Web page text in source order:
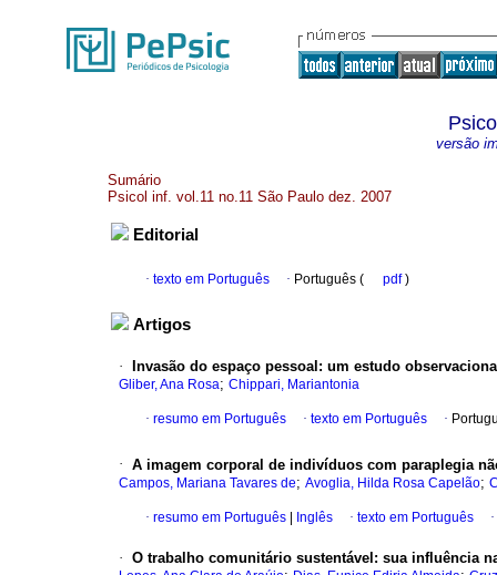
versão
Sumário
Psicol inf. vol.11 no.11 São Paulo dez. 2007
Editorial
· texto em Português · Português ( pdf)
Artigos
· Invasão do espaço pessoal: um estudo
Gliber, Ana Rosa; Chippari, Mariantonia
· resumo em Português · texto em Português ·
· A imagem corporal de indivíduos com paraplegia
Campos, Mariana Tavares de; Avoglia, Hilda Rosa Capelão;
· resumo em Português | Inglês · texto em Português ·
· O trabalho comunitário sustentável: sua influência